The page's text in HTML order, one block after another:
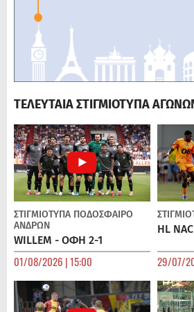
ΤΕΛΕΥΤΑΙΑ ΣΤΙΓΜΙΟΤΥΠΑ
ΣΤΙΓΜΙΟΤΥΠΑ ΠΟΔΌΣΦΑΙΡΟ
ΑΝΔΡΏΝ
WILLEM - ΟΦΗ 2-1
01/08/2026 | 15:00
HL
29/07/